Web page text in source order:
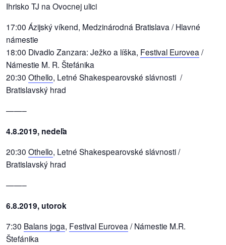
zázemie
kontaktujte
nás
reklama
Ihrisko TJ na Ovocnej ulici
17:00 Ázijský víkend, Medzinárodná Bratislava / Hlavné
námestie
18:00 Divadlo Zanzara: Ježko a líška, Festival Eurovea /
Námestie M. R. Štefánika
20:30 Othello, Letné Shakespearovské slávnosti /
Bratislavský hrad
——–
4.8.2019, nedeľa
20:30 Othello, Letné Shakespearovské slávnosti /
Bratislavský hrad
——–
6.8.2019, utorok
7:30 Balans joga, Festival Eurovea / Námestie M.R.
Štefánika